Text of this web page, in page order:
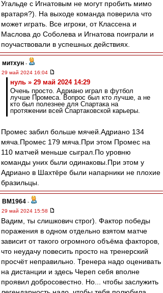
Угальде с Игнатовым не могут пробить мимо
вратаря?). На выходе команда поверила что
может играть. Все игроки, от Классена и
Маслова до Соболева и Игнатова поиграли и
поучаствовали в успешных действиях.
митхун -
29 май 2024 16:04
нуль » 29 май 2024 14:29
Очень просто. Адриано играл в футбол
лучше Промеса. Вопрос был кто лучше, а не
кто был полезнее для Спартака на
протяжении всей Спартаковской карьеры.
Промес забил больше мячей.Адриано 134
мяча.Промес 179 мяча.При этом Промес на
110 матчей меньше сыграл.По уровню
команды уних были одинаковы.При этом у
Адриано в Шахтёре были напарники не плохие
бразильцы.
BM1964 -
29 май 2024 15:58
Вадим, ты слишкович строг). Фактор победы
поражения в одном отдельно взятом матче
зависит от такого огромного объёма факторов,
что неудачу повесить просто на тренерский
просчёт неправильно. Тренера надо оценивать
на дистанции и здесь Череп себя вполне
проявил добросовестно. Но... чтобы заслужить